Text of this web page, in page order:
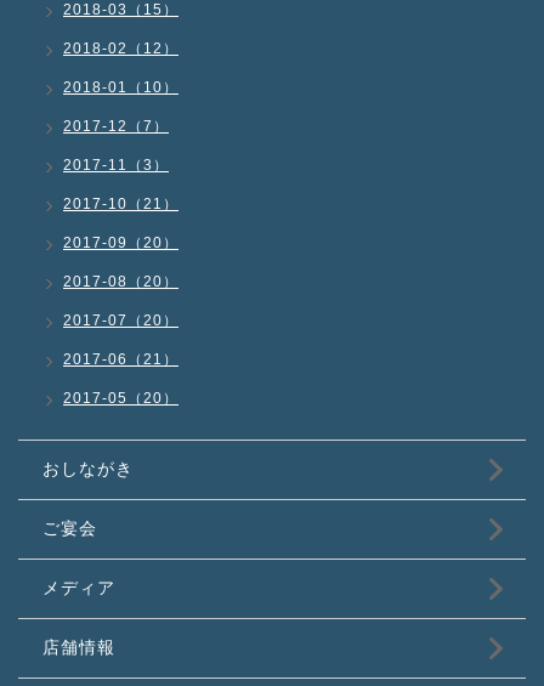
2018-03（15）
2018-02（12）
2018-01（10）
2017-12（7）
2017-11（3）
2017-10（21）
2017-09（20）
2017-08（20）
2017-07（20）
2017-06（21）
2017-05（20）
おしながき
ご宴会
メディア
店舗情報